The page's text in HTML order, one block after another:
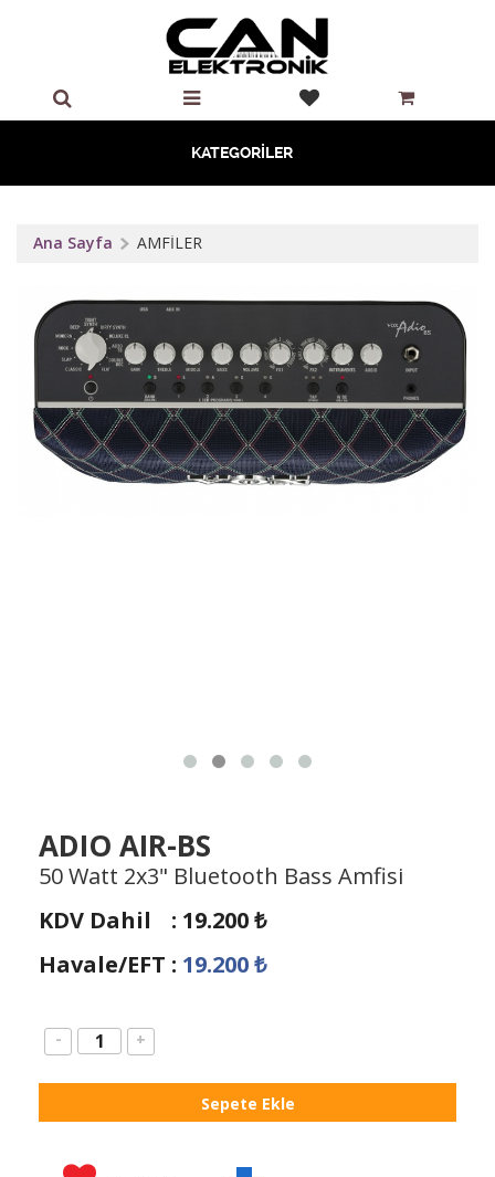
KATEGORİLER
Ana Sayfa AMFİLER
ADIO AIR-BS
50 Watt 2x3" Bluetooth Bass Amfisi
KDV Dahil
: 19.200₺
Havale/EFT : 19.200₺
- +